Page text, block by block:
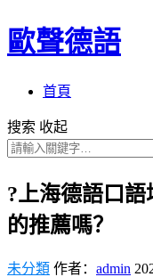
歐聲德語
首頁
搜索 收起
?上海德語口
的推薦嗎？
未分類 作者： admin